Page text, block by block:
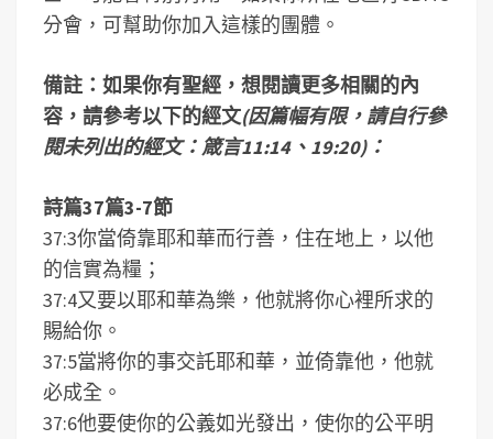
分會，可幫助你加入這樣的團體。
備註：如果你有聖經，想閱讀更多相關的內
容，請參考以下的經文(因篇幅有限，請自行參
閱未列出的經文：箴言11:14、19:20)：
詩篇37篇3-7節
37:3你當倚靠耶和華而行善，住在地上，以他
的信實為糧；
37:4又要以耶和華為樂，他就將你心裡所求的
賜給你。
37:5當將你的事交託耶和華，並倚靠他，他就
必成全。
37:6他要使你的公義如光發出，使你的公平明